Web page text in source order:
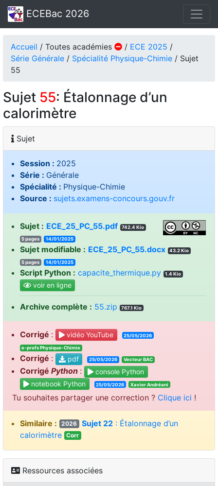
ECEBac 2026
Accueil / Toutes académies / ECE 2025 /
Série Générale / Spécialité Physique-Chimie / Sujet
55
Sujet 55: Étalonnage d’un
calorimètre
Sujet
Session : 2025
Série : Générale
Spécialité : Physique-Chimie
Source : sujets.examens-concours.gouv.fr
Sujet : ECE_25_PC_55.pdf 742.4 Kio
5 pages 14/01/2025
Sujet modifiable : ECE_25_PC_55.docx 43.2 Kio
5 pages 14/01/2025
Script Python : capacite_thermique.py 1.4 Kio
voir en ligne
Archive complète : 55.zip 767.1 Kio
Corrigé : vidéo YouTube 25/05/2026
e-profs Physique-Chimie
Corrigé : pdf 25/05/2026 Vecteur BAC
Corrigé Python :
console Python
notebook Python
25/05/2026 Xavier Andréani
Tu souhaites partager une correction ? Clique ici !
Similaire : 2026 Sujet 22 : Étalonnage d’un
calorimètre
Corr
Ressources associées